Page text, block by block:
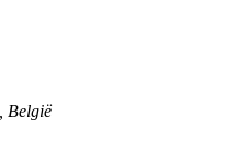
België